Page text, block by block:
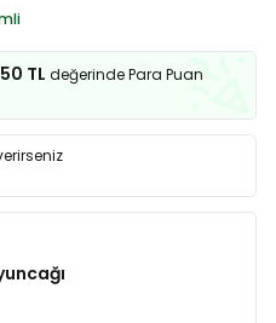
TL değerinde Para Puan